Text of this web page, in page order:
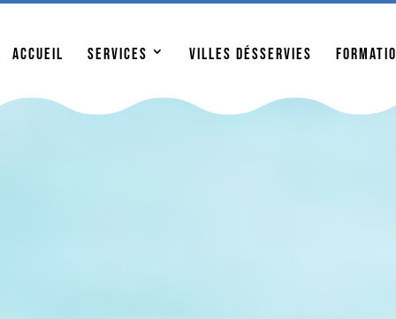
Accueil Services Villes désservies